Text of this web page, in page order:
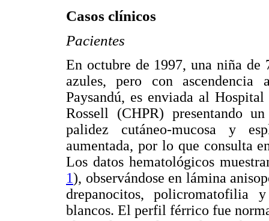
Casos clínicos
Pacientes
En octubre de 1997, una niña
azules, pero con ascendencia
Paysandú, es enviada al
Rossell (CHPR) presentando
palidez cutáneo-mucosa y
aumentada, por lo que consulta
Los datos hematológicos
1), observándose en lámina
drepanocitos, policromatofilia
blancos. El perfil férrico fue